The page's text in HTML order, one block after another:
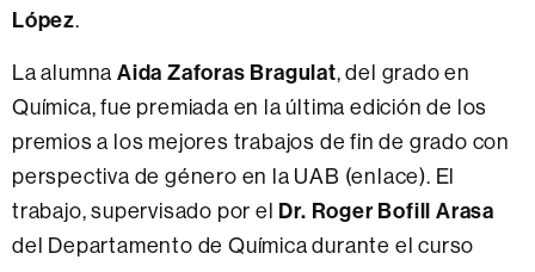
López.
La alumna Aida Zaforas Bragulat, del grado en
Química, fue premiada en la última edición de los
premios a los mejores trabajos de fin de grado con
perspectiva de género en la UAB (enlace). El
trabajo, supervisado por el Dr. Roger Bofill Arasa
del Departamento de Química durante el curso